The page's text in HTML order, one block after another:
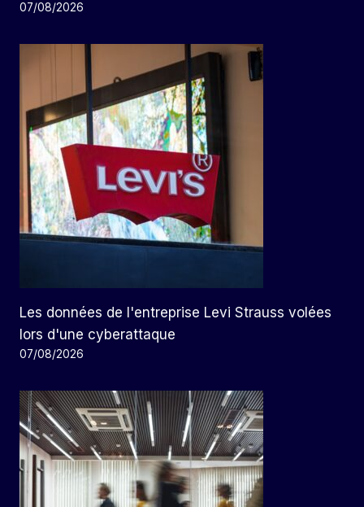
07/08/2026
Les données de l'entreprise Levi Strauss volées
lors d'une cyberattaque
07/08/2026